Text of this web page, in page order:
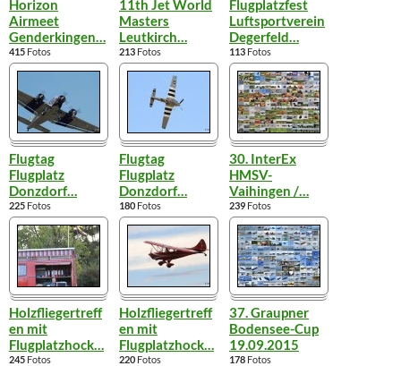
Horizon
Airmeet
Genderkingen…
415 Fotos
11th Jet World
Masters
Leutkirch…
213 Fotos
Flugplatzfest
Luftsportverein
Degerfeld…
113 Fotos
Flugtag
Flugplatz
Donzdorf…
225 Fotos
Flugtag
Flugplatz
Donzdorf…
180 Fotos
30. InterEx
HMSV-
Vaihingen /…
239 Fotos
Holzfliegertreff
en mit
Flugplatzhock…
245 Fotos
Holzfliegertreff
en mit
Flugplatzhock…
220 Fotos
37. Graupner
Bodensee-Cup
19.09.2015
178 Fotos